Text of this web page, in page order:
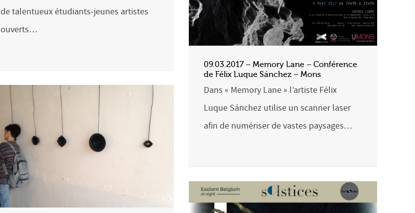
de talentueux étudiants-jeunes artistes
ouverts…
09.03.2017 – Memory Lane – Conférence
de Félix Luque Sánchez – Mons
Dans « Memory Lane » l’artiste Félix
Luque Sánchez utilise un scanner laser
afin de numériser de vastes paysages…